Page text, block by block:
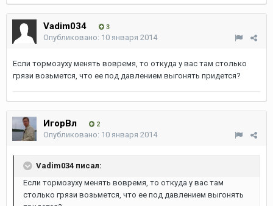
Vadim034 3
Опубликовано: 10 января 2014
Если тормозуху менять вовремя, то откуда у вас там столько
грязи возьмется, что ее под давлением выгонять придется?
ИгорВл 2
Опубликовано: 10 января 2014
Vadim034 писал:
Если тормозуху менять вовремя, то откуда у вас там
столько грязи возьмется, что ее под давлением выгонять